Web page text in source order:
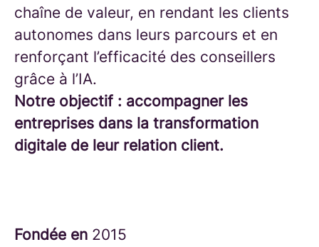
chaîne de valeur, en rendant les clients
autonomes dans leurs parcours et en
renforçant l’efficacité des conseillers
grâce à l’IA.
Notre objectif : accompagner les
entreprises dans la transformation
digitale de leur relation client.
Fondée en 2015